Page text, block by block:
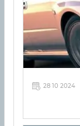
28 10 2024